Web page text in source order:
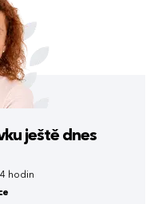
ještě dnes
hodin